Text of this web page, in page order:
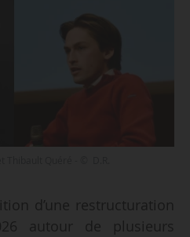
d’une restructuration
autour de plusieurs